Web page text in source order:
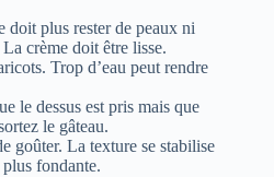
doit plus rester de peaux ni
crème doit être lisse.
Trop d’eau peut rendre
le dessus est pris mais que
le gâteau.
goûter. La texture se stabilise
fondante.